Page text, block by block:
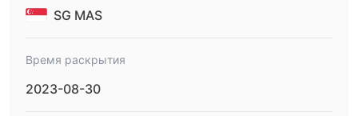
В заключение, регуляторный статус DCFX вызывает
серьезные подозрения, и следует быть осторожным.
Что я могу торговать на DCFX?
DCFX предлагает различные типы торгуемых
SG MAS
Время раскрытия
2023-08-30